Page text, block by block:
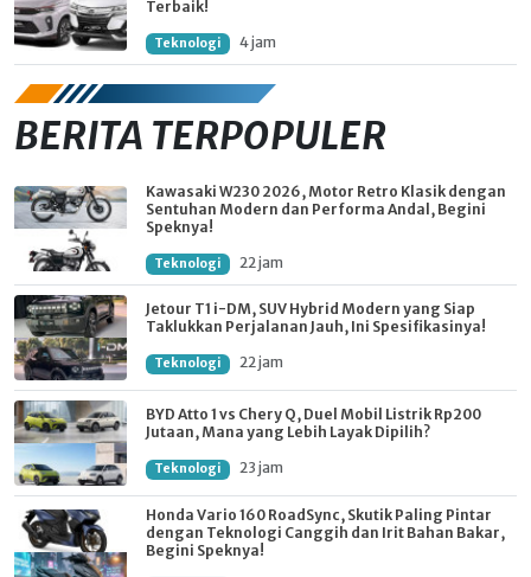
Terbaik!
Teknologi 4 jam
BERITA TERPOPULER
Kawasaki W230 2026, Motor Retro Klasik dengan
Sentuhan Modern dan Performa Andal, Begini
Speknya!
Teknologi 22 jam
Jetour T1 i-DM, SUV Hybrid Modern yang Siap
Taklukkan Perjalanan Jauh, Ini Spesifikasinya!
Teknologi 22 jam
BYD Atto 1 vs Chery Q, Duel Mobil Listrik Rp200
Jutaan, Mana yang Lebih Layak Dipilih?
Teknologi 23 jam
Honda Vario 160 RoadSync, Skutik Paling Pintar
dengan Teknologi Canggih dan Irit Bahan Bakar,
Begini Speknya!